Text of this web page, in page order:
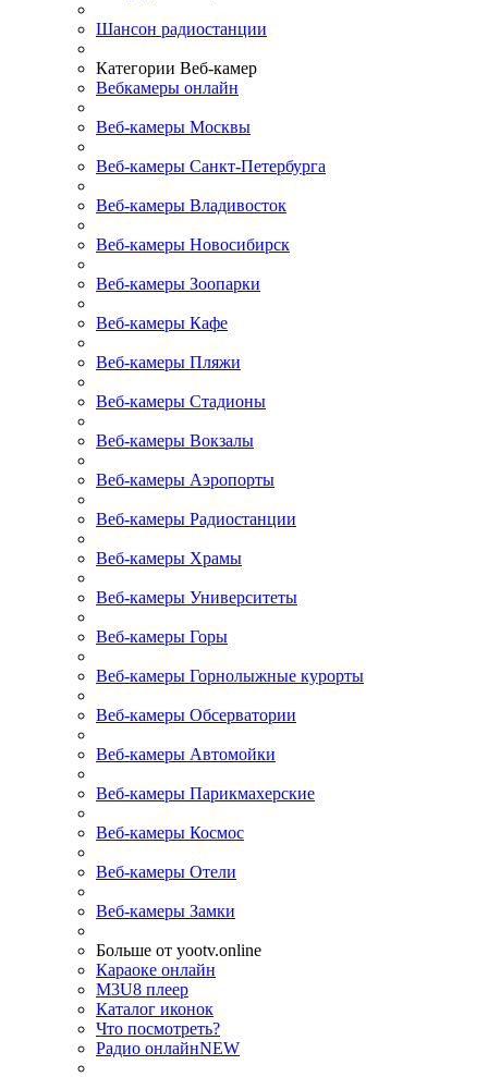
Шансон радиостанции
Категории Веб-камер
Вебкамеры онлайн
Веб-камеры Москвы
Веб-камеры Санкт-Петербурга
Веб-камеры Владивосток
Веб-камеры Новосибирск
Веб-камеры Зоопарки
Веб-камеры Кафе
Веб-камеры Пляжи
Веб-камеры Стадионы
Веб-камеры Вокзалы
Веб-камеры Аэропорты
Веб-камеры Радиостанции
Веб-камеры Храмы
Веб-камеры Университеты
Веб-камеры Горы
Веб-камеры Горнолыжные курорты
Веб-камеры Обсерватории
Веб-камеры Автомойки
Веб-камеры Парикмахерские
Веб-камеры Космос
Веб-камеры Отели
Веб-камеры Замки
Больше от yootv.online
Караоке онлайн
M3U8 плеер
Каталог иконок
Что посмотреть?
Радио онлайнNEW